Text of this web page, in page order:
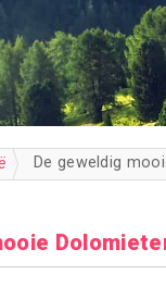
De geweldig